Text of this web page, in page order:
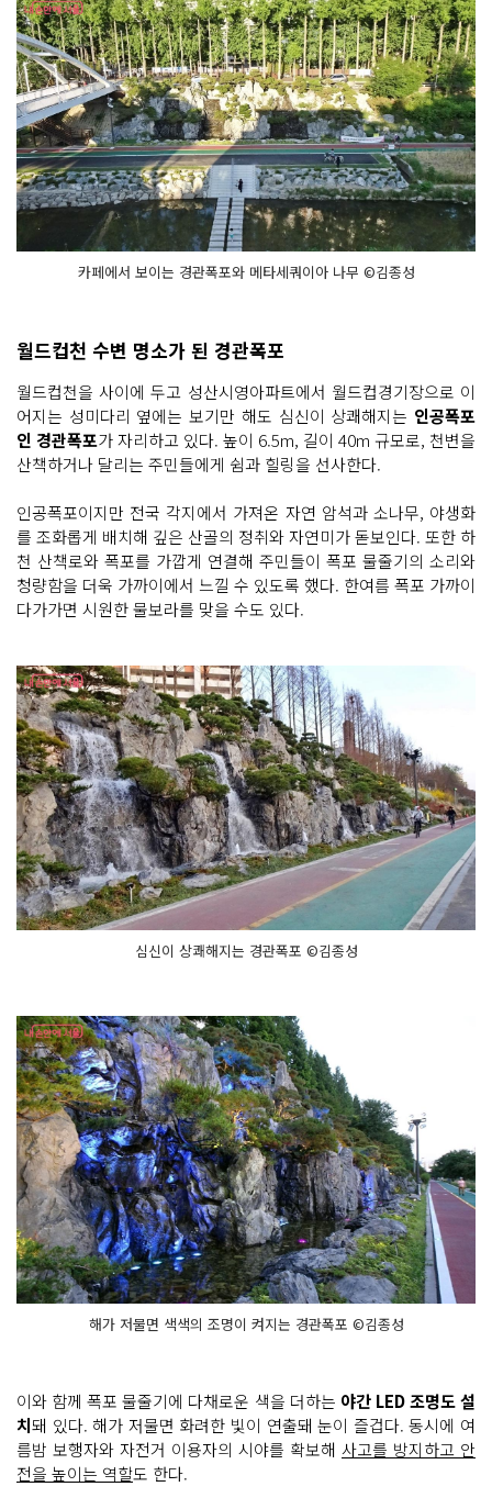
카페에서 보이는 경관폭포와 메타세쿼이아 나무 ©김종성
월드컵천 수변 명소가 된 경관폭포
월드컵천을 사이에 두고 성산시영아파트에서 월드컵경기장으로 이
어지는 성미다리 옆에는 보기만 해도 심신이 상쾌해지는 인공폭포
인 경관폭포가 자리하고 있다. 높이 6.5m, 길이 40m 규모로, 천변을
산책하거나 달리는 주민들에게 쉼과 힐링을 선사한다.
인공폭포이지만 전국 각지에서 가져온 자연 암석과 소나무, 야생화
를 조화롭게 배치해 깊은 산골의 정취와 자연미가 돋보인다. 또한 하
천 산책로와 폭포를 가깝게 연결해 주민들이 폭포 물줄기의 소리와
청량함을 더욱 가까이에서 느낄 수 있도록 했다. 한여름 폭포 가까이
다가가면 시원한 물보라를 맞을 수도 있다.
심신이 상쾌해지는 경관폭포 ©김종성
해가 저물면 색색의 조명이 켜지는 경관폭포 ©김종성
이와 함께 폭포 물줄기에 다채로운 색을 더하는 야간 LED 조명도 설
치돼 있다. 해가 저물면 화려한 빛이 연출돼 눈이 즐겁다. 동시에 여
름밤 보행자와 자전거 이용자의 시야를 확보해 사고를 방지하고 안
전을 높이는 역할도 한다.